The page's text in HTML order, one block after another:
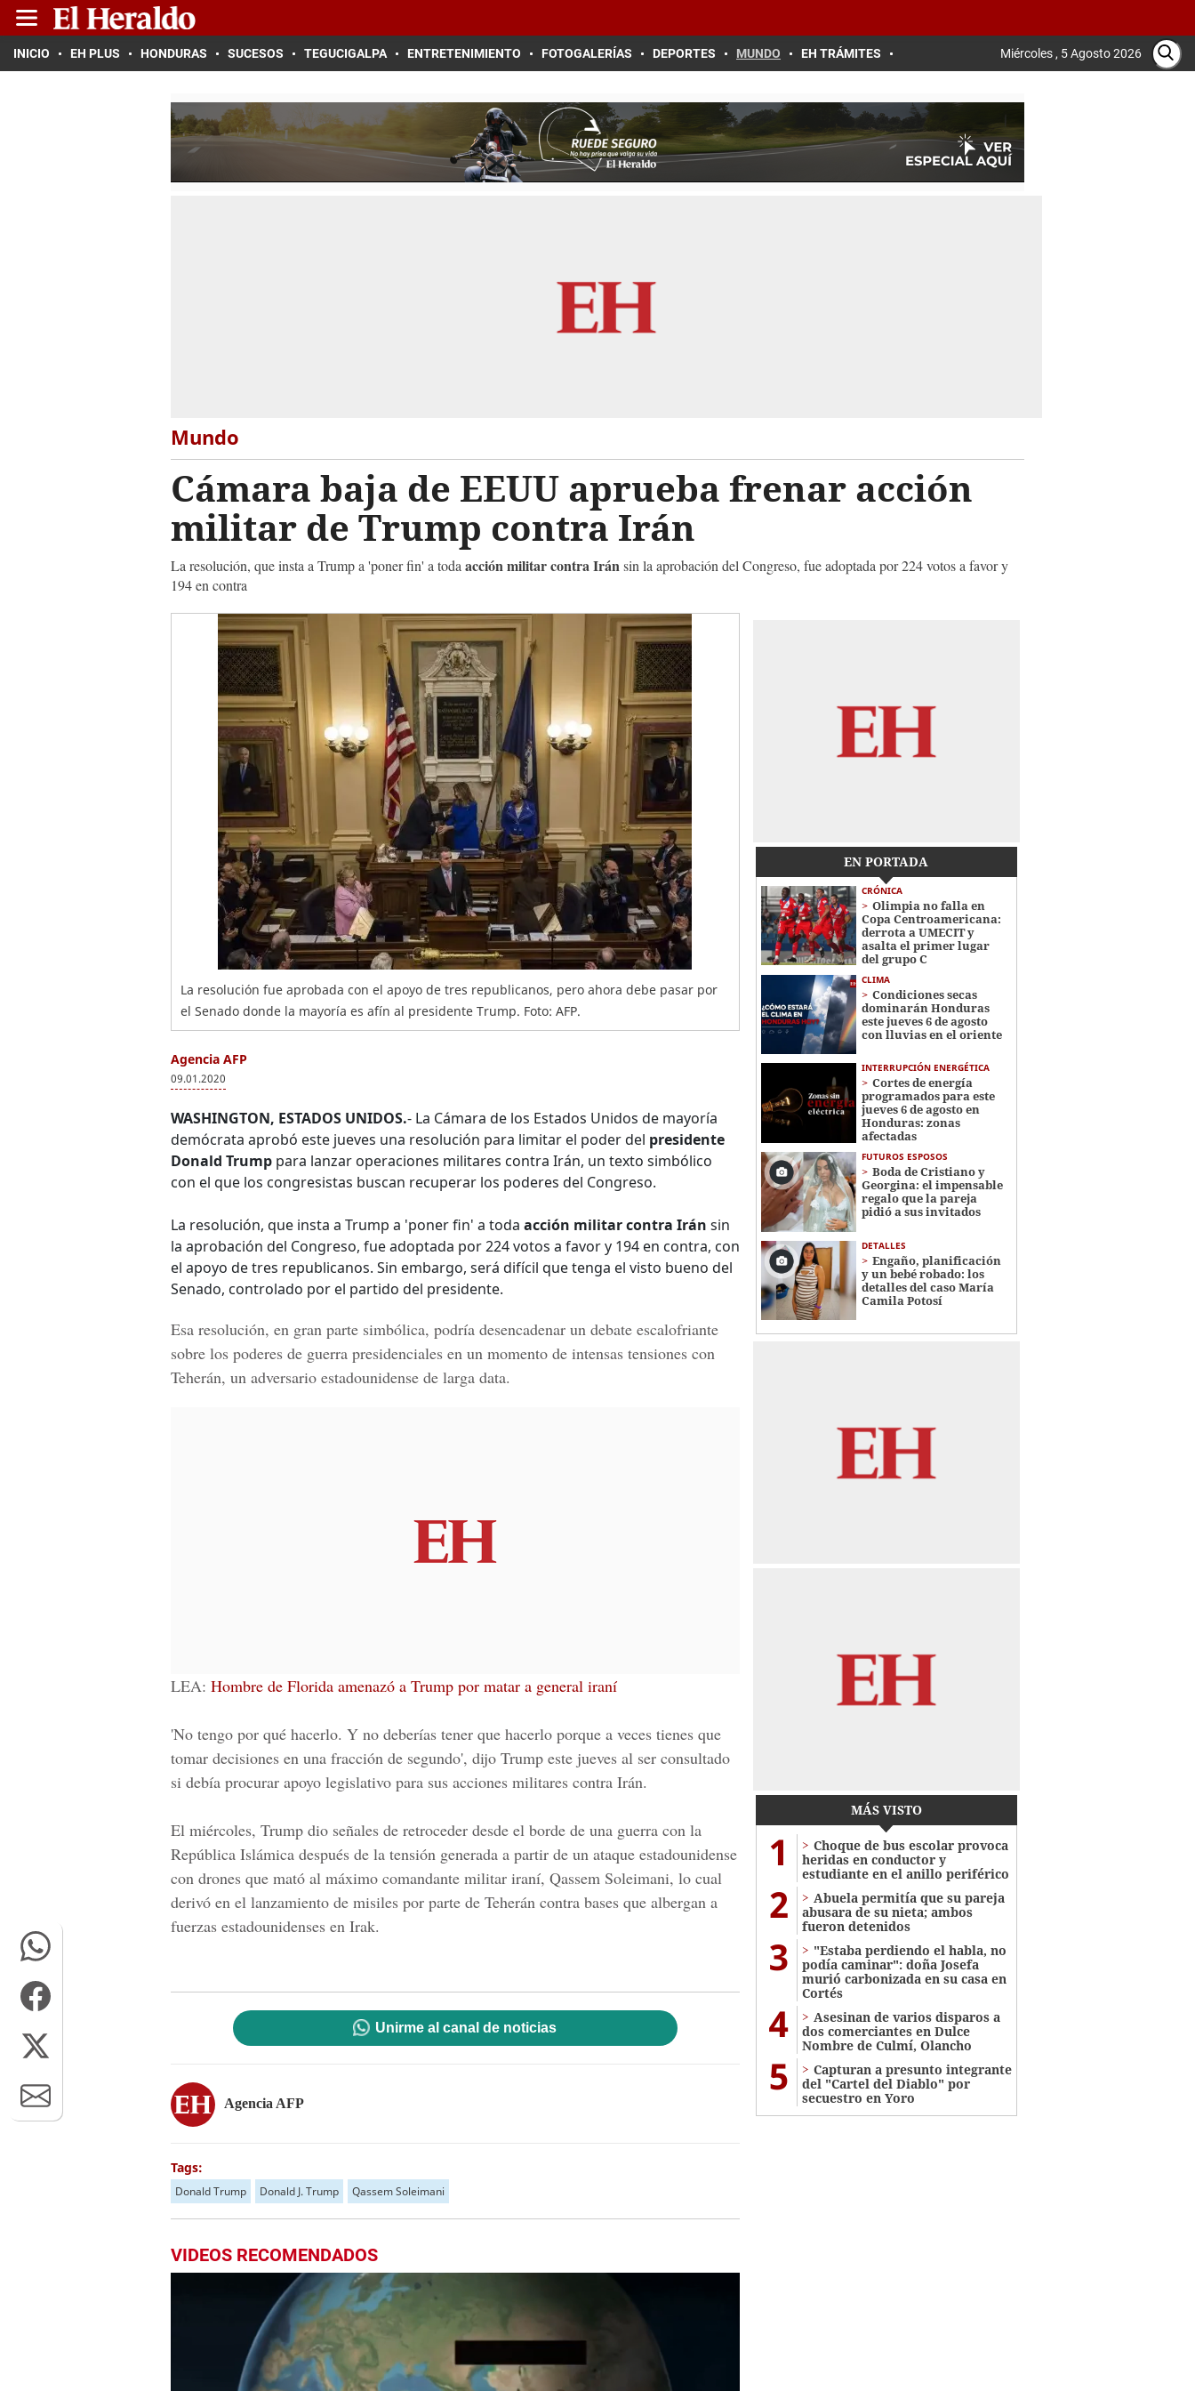
INICIO EH PLUS HONDURAS SUCESOS TEGUCIGALPA ENTRETENIMIENTO FOTOGALERÍAS DEPORTES MUNDO EH TRÁMITES Miércoles , 5 Agosto 2026
Mundo
Cámara baja de EEUU aprueba frenar acción
militar de Trump contra Irán
La resolución, que insta a Trump a 'poner fin' a toda acción militar contra Iránsin la aprobación del Congreso, fue adoptada por 224 votos a favor y
194 en contra
La resolución fue aprobada con el apoyo de tres republicanos, pero ahora debe pasar por
el Senado donde la mayoría es afín al presidente Trump. Foto: AFP.
Agencia AFP
09.01.2020
WASHINGTON, ESTADOS UNIDOS.- La Cámara de los Estados Unidos de mayoría
demócrata aprobó este jueves una resolución para limitar el poder del presidente
Donald Trump para lanzar operaciones militares contra Irán, un texto simbólico
con el que los congresistas buscan recuperar los poderes del Congreso.
La resolución, que insta a Trump a 'poner fin' a toda acción militar contra Irán sin
la aprobación del Congreso, fue adoptada por 224 votos a favor y 194 en contra, con
el apoyo de tres republicanos. Sin embargo, será difícil que tenga el visto bueno del
Senado, controlado por el partido del presidente.
Esa resolución, en gran parte simbólica, podría desencadenar un debate escalofriante
sobre los poderes de guerra presidenciales en un momento de intensas tensiones con
Teherán, un adversario estadounidense de larga data.
LEA: Hombre de Florida amenazó a Trump por matar a general iraní
'No tengo por qué hacerlo. Y no deberías tener que hacerlo porque a veces tienes que
tomar decisiones en una fracción de segundo', dijo Trump este jueves al ser consultado
si debía procurar apoyo legislativo para sus acciones militares contra Irán.
El miércoles, Trump dio señales de retroceder desde el borde de una guerra con la
República Islámica después de la tensión generada a partir de un ataque estadounidense
con drones que mató al máximo comandante militar iraní, Qassem Soleimani, lo cual
derivó en el lanzamiento de misiles por parte de Teherán contra bases que albergan a
fuerzas estadounidenses en Irak.
Unirme al canal de noticias
Agencia AFP
Tags:
Donald Trump Donald J. Trump Qassem Soleimani
VIDEOS RECOMENDADOS
EN PORTADA
CRÓNICA
Olimpia no falla en
Copa Centroamericana:
derrota a UMECIT y
asalta el primer lugar
del grupo C
CLIMA
Condiciones secas
dominarán Honduras
este jueves 6 de agosto
con lluvias en el oriente
INTERRUPCIÓN ENERGÉTICA
Cortes de energía
programados para este
jueves 6 de agosto en
Honduras: zonas
afectadas
FUTUROS ESPOSOS
Boda de Cristiano y
Georgina: el impensable
regalo que la pareja
pidió a sus invitados
DETALLES
Engaño, planificación
y un bebé robado: los
detalles del caso María
Camila Potosí
MÁS VISTO
1
Choque de bus escolar provoca
heridas en conductor y
estudiante en el anillo periférico
2
Abuela permitía que su pareja
abusara de su nieta; ambos
fueron detenidos
3
"Estaba perdiendo el habla, no
podía caminar": doña Josefa
murió carbonizada en su casa en
Cortés
4
Asesinan de varios disparos a
dos comerciantes en Dulce
Nombre de Culmí, Olancho
5
Capturan a presunto integrante
del "Cartel del Diablo" por
secuestro en Yoro